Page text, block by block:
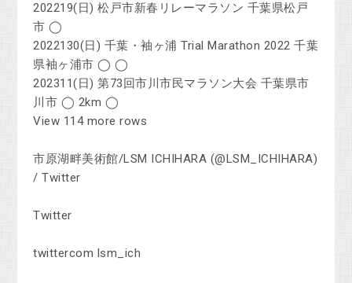
202219(日) 松戸市新春リレーマラソン 千葉県松戸
市 ◯
2022130(日) 千葉・袖ヶ浦 Trial Marathon 2022 千葉
県袖ヶ浦市 ◯ ◯
202311(日) 第73回市川市民マラソン大会 千葉県市
川市 ◯ 2km ◯
View 114 more rows
市原湖畔美術館/LSM ICHIHARA (@LSM_ICHIHARA)
/ Twitter
Twitter
twittercom lsm_ich